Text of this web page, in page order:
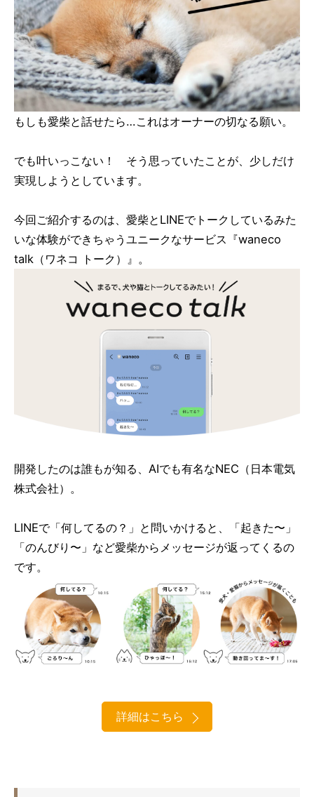
もしも愛柴と話せたら…これはオーナーの切なる願い。
でも叶いっこない！ そう思っていたことが、少しだけ
実現しようとしています。
今回ご紹介するのは、愛柴とLINEでトークしているみた
いな体験ができちゃうユニークなサービス『waneco
talk（ワネコ トーク）』。
開発したのは誰もが知る、AIでも有名なNEC（日本電気
株式会社）。
LINEで「何してるの？」と問いかけると、「起きた〜」
「のんびり〜」など愛柴からメッセージが返ってくるの
です。
詳細はこちら